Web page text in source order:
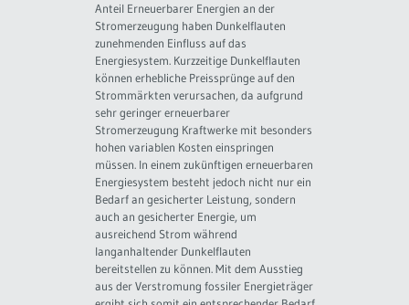
Anteil Erneuerbarer Energien an der
Stromerzeugung haben Dunkelflauten
zunehmenden Einfluss auf das
Energiesystem. Kurzzeitige Dunkelflauten
können erhebliche Preissprünge auf den
Strommärkten verursachen, da aufgrund
sehr geringer erneuerbarer
Stromerzeugung Kraftwerke mit besonders
hohen variablen Kosten einspringen
müssen. In einem zukünftigen erneuerbaren
Energiesystem besteht jedoch nicht nur ein
Bedarf an gesicherter Leistung, sondern
auch an gesicherter Energie, um
ausreichend Strom während
langanhaltender Dunkelflauten
bereitstellen zu können. Mit dem Ausstieg
aus der Verstromung fossiler Energieträger